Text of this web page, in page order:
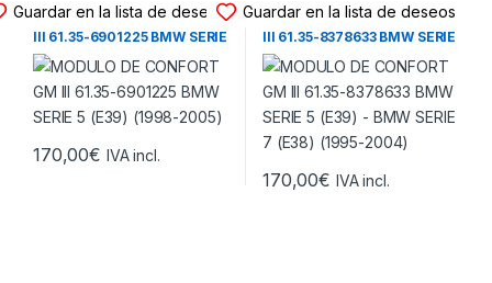
Guardar en la lista de deseos
MODULO DE CONFORT GM
III 61.35-6901225 BMW SERIE
5 (E39) (1998-2005)
170,00€ IVA incl.
Guardar en la lista de deseos
MODULO DE CONFORT GM
III 61.35-8378633 BMW SERIE
5 (E39) – BMW SERIE 7 (E38)
(1995-2004)
170,00€ IVA incl.